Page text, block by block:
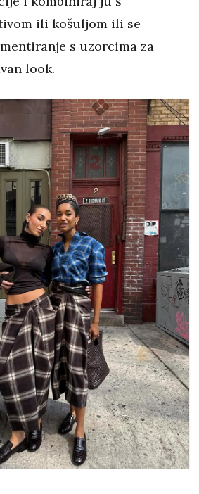
ili košuljom ili se
s uzorcima za
look.